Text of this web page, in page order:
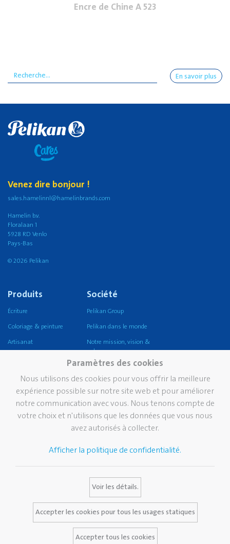
Encre de Chine A 523
En savoir plus
Venez dire bonjour !
sales.hamelinnl@hamelinbrands.com
Hamelin b.v.
Floralaan 1
5928 RD Venlo
Pays-Bas
© 2026 Pelikan
Produits
Écriture
Coloriage & peinture
Artisanat
Ecole
Bureau
Écriture professionnelle
Société
Pelikan Group
Pelikan dans le monde
Notre mission, vision &
valeurs
Durabilité
Pelikan TintenTurm
Certificats Pelikan
Services
Media Database
FAQ
Contact
Paramètres des cookies
Nous utilisons des cookies pour vous offrir la meilleure
expérience possible sur notre site web et pour améliorer
notre communication avec vous. Nous tenons compte de
votre choix et n'utilisons que les données que vous nous
avez autorisés à collecter.
Afficher la politique de confidentialité.
Voir les détails.
Accepter les cookies pour tous les usages statiques
Accepter tous les cookies